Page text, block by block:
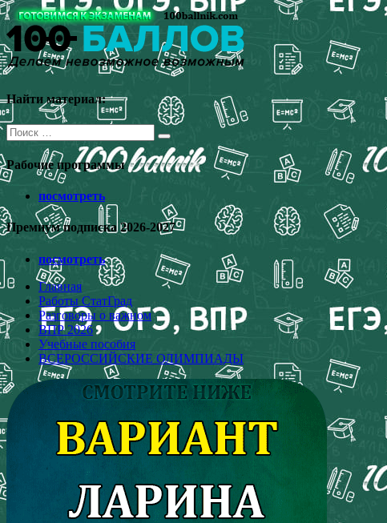
Перейти
к
содержимому
Найти материал:
Поиск
для:
Рабочие программы
посмотреть
Премиум подписка 2026-2027
посмотреть
Главная
Работы СтатГрад
Разговоры о важном
ВПР 2026
Учебные пособия
ВСЕРОССИЙСКИЕ ОЛИМПИАДЫ